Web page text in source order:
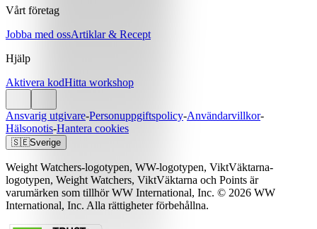
Vårt företag
Jobba med ossArtiklar & Recept
Hjälp
Aktivera kodHitta workshop
Ansvarig utgivare-Personuppgiftspolicy-Användarvillkor-
Hälsonotis-Hantera cookies
🇸🇪Sverige
Weight Watchers-logotypen, WW-logotypen, ViktVäktarna-
logotypen, Weight Watchers, ViktVäktarna och Points är
varumärken som tillhör WW International, Inc. © 2026 WW
International, Inc. Alla rättigheter förbehållna.